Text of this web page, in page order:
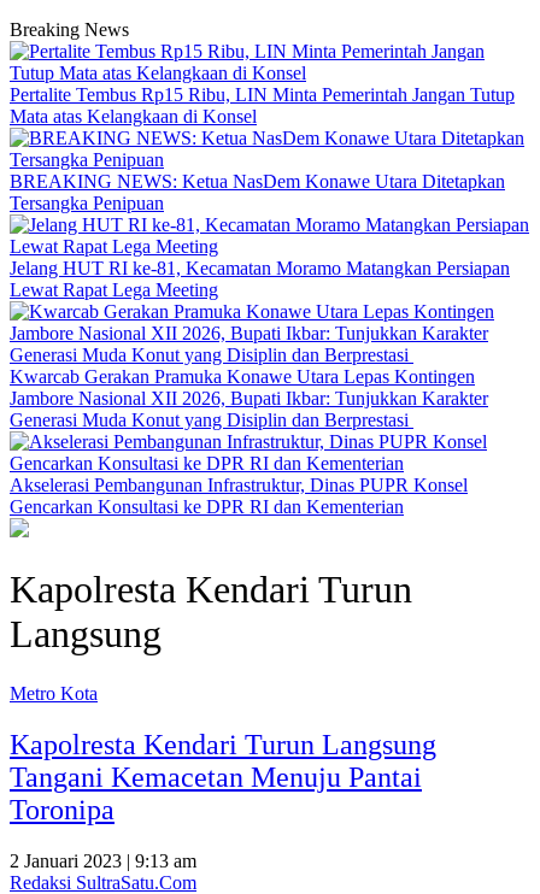
Breaking News
‎Pertalite Tembus Rp15 Ribu, LIN Minta Pemerintah Jangan Tutup
Mata atas Kelangkaan di Konsel
BREAKING NEWS: Ketua NasDem Konawe Utara Ditetapkan
Tersangka Penipuan
‎Jelang HUT RI ke-81, Kecamatan Moramo Matangkan Persiapan
Lewat Rapat Lega Meeting
‎Kwarcab Gerakan Pramuka Konawe Utara Lepas Kontingen
Jambore Nasional XII 2026, Bupati Ikbar: Tunjukkan Karakter
Generasi Muda Konut yang Disiplin dan Berprestasi ‎
Akselerasi Pembangunan Infrastruktur, Dinas PUPR Konsel
Gencarkan Konsultasi ke DPR RI dan Kementerian
Kapolresta Kendari Turun
Langsung
Metro Kota
Kapolresta Kendari Turun Langsung
Tangani Kemacetan Menuju Pantai
Toronipa
2 Januari 2023 | 9:13 am
Redaksi SultraSatu.Com